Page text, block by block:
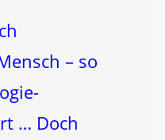
– so
… Doch